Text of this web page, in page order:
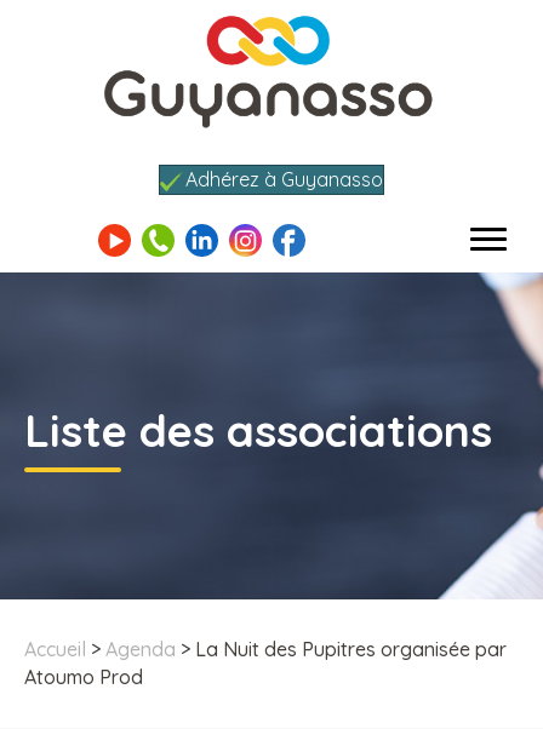
Adhérez à Guyanasso
Liste des associations
Accueil > Agenda > La Nuit des Pupitres organisée par
Atoumo Prod